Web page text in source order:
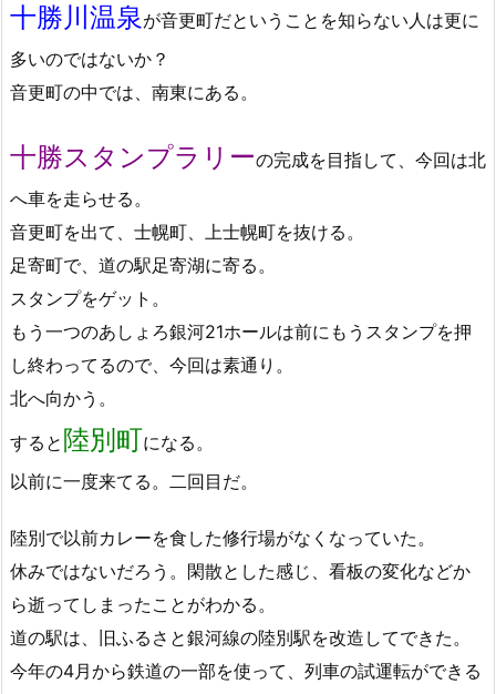
十勝川温泉が音更町だということを知らない人は更に
多いのではないか？
音更町の中では、南東にある。
十勝スタンプラリーの完成を目指して、今回は北
へ車を走らせる。
音更町を出て、士幌町、上士幌町を抜ける。
足寄町で、道の駅足寄湖に寄る。
スタンプをゲット。
もう一つのあしょろ銀河21ホールは前にもうスタンプを押
し終わってるので、今回は素通り。
北へ向かう。
すると 陸別町になる。
以前に一度来てる。二回目だ。
陸別で以前カレーを食した修行場がなくなっていた。
休みではないだろう。閑散とした感じ、看板の変化などか
ら逝ってしまったことがわかる。
道の駅は、旧ふるさと銀河線の陸別駅を改造してできた。
今年の4月から鉄道の一部を使って、列車の試運転ができる